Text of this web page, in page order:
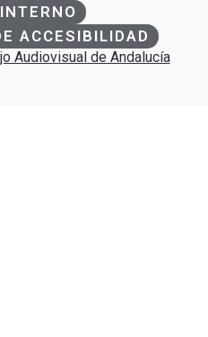
ACCESIBILIDAD
Audiovisual de Andalucía